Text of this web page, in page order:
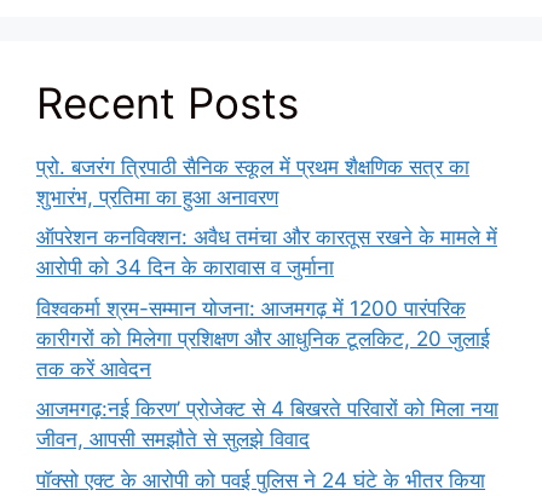
Recent Posts
प्रो. बजरंग त्रिपाठी सैनिक स्कूल में प्रथम शैक्षणिक सत्र का
शुभारंभ, प्रतिमा का हुआ अनावरण
ऑपरेशन कनविक्शन: अवैध तमंचा और कारतूस रखने के मामले में
आरोपी को 34 दिन के कारावास व जुर्माना
विश्वकर्मा श्रम-सम्मान योजना: आजमगढ़ में 1200 पारंपरिक
कारीगरों को मिलेगा प्रशिक्षण और आधुनिक टूलकिट, 20 जुलाई
तक करें आवेदन
आजमगढ़:नई किरण’ प्रोजेक्ट से 4 बिखरते परिवारों को मिला नया
जीवन, आपसी समझौते से सुलझे विवाद
पॉक्सो एक्ट के आरोपी को पवई पुलिस ने 24 घंटे के भीतर किया